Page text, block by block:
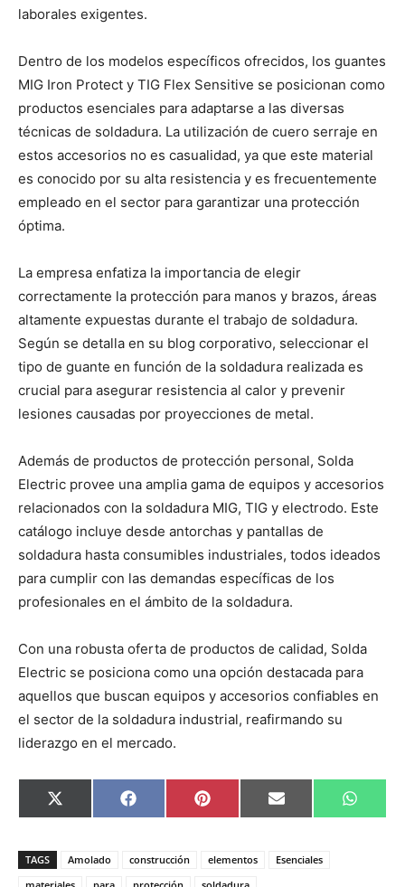
laborales exigentes.
Dentro de los modelos específicos ofrecidos, los guantes
MIG Iron Protect y TIG Flex Sensitive se posicionan como
productos esenciales para adaptarse a las diversas
técnicas de soldadura. La utilización de cuero serraje en
estos accesorios no es casualidad, ya que este material
es conocido por su alta resistencia y es frecuentemente
empleado en el sector para garantizar una protección
óptima.
La empresa enfatiza la importancia de elegir
correctamente la protección para manos y brazos, áreas
altamente expuestas durante el trabajo de soldadura.
Según se detalla en su blog corporativo, seleccionar el
tipo de guante en función de la soldadura realizada es
crucial para asegurar resistencia al calor y prevenir
lesiones causadas por proyecciones de metal.
Además de productos de protección personal, Solda
Electric provee una amplia gama de equipos y accesorios
relacionados con la soldadura MIG, TIG y electrodo. Este
catálogo incluye desde antorchas y pantallas de
soldadura hasta consumibles industriales, todos ideados
para cumplir con las demandas específicas de los
profesionales en el ámbito de la soldadura.
Con una robusta oferta de productos de calidad, Solda
Electric se posiciona como una opción destacada para
aquellos que buscan equipos y accesorios confiables en
el sector de la soldadura industrial, reafirmando su
liderazgo en el mercado.
C
o
a
X
(
C
o
a
F
a
b
C
o
a
P
i
e
C
o
a
E
m
l
C
o
W
h
TAGS Amolado construcción elementos
Esenciales